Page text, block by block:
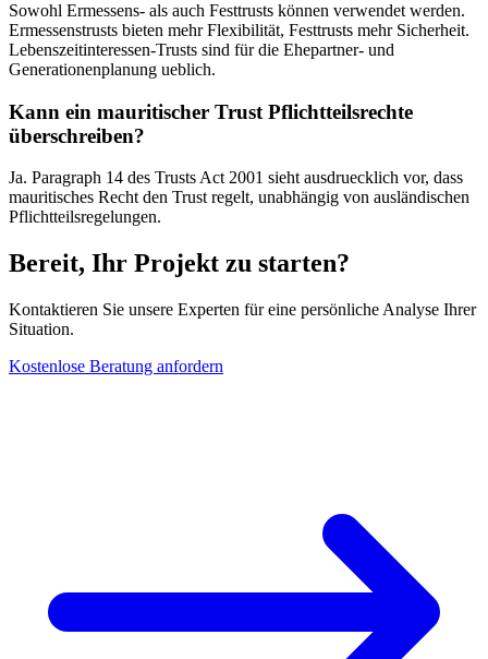
Sowohl Ermessens- als auch Festtrusts können verwendet werden.
Ermessenstrusts bieten mehr Flexibilität, Festtrusts mehr Sicherheit.
Lebenszeitinteressen-Trusts sind für die Ehepartner- und
Generationenplanung ueblich.
Kann ein mauritischer Trust Pflichtteilsrechte
überschreiben?
Ja. Paragraph 14 des Trusts Act 2001 sieht ausdruecklich vor, dass
mauritisches Recht den Trust regelt, unabhängig von ausländischen
Pflichtteilsregelungen.
Bereit, Ihr Projekt zu starten?
Kontaktieren Sie unsere Experten für eine persönliche Analyse Ihrer
Situation.
Kostenlose Beratung anfordern